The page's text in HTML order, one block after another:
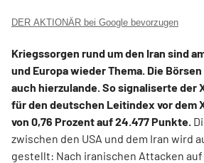
DER AKTIONÄR bei Google bevorzugen
Kriegssorgen rund um den Iran sind
und Europa wieder Thema. Die
auch hierzulande. So signaliserte der
für den deutschen Leitindex vor dem
von 0,76 Prozent auf 24.477 Punkte.
zwischen den USA und dem Iran wird
gestellt: Nach iranischen Attacken